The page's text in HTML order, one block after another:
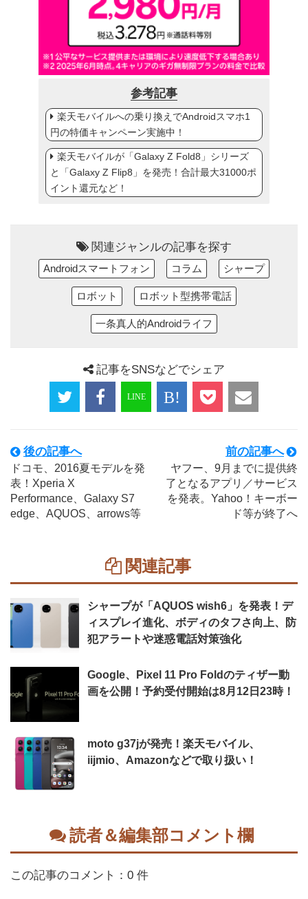
参考記事
楽天モバイルへの乗り換えでAndroidスマホ1
円の特価キャンペーン実施中！
楽天モバイルが「Galaxy Z Fold8」シリーズ
と「Galaxy Z Flip8」を発売！合計最大31000ポ
イント還元など！
関連ジャンルの記事を探す
Androidスマートフォン コラム シャープ
ロボット ロボット型携帯電話
一条真人的Androidライフ
記事をSNSなどでシェア
後の記事へ
ドコモ、2016夏モデルを発
表！Xperia X
Performance、Galaxy S7
edge、AQUOS、arrows等
前の記事へ
ヤフー、9月までに提供終
了となるアプリ／サービス
を発表。Yahoo！キーボー
ド等が終了へ
関連記事
シャープが「AQUOS wish6」を発表！デ
ィスプレイ進化、ボディのタフさ向上、防
犯アラートや迷惑電話対策強化
Google、Pixel 11 Pro Foldのティザー動
画を公開！予約受付開始は8月12日23時！
moto g37jが発売！楽天モバイル、
iijmio、Amazonなどで取り扱い！
読者＆編集部コメント欄
この記事のコメント：0 件